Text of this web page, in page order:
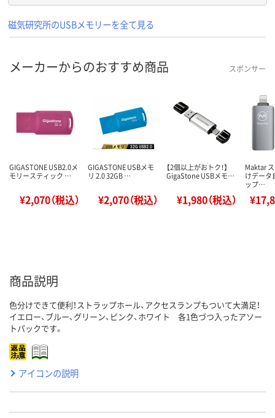
磁気研究所のUSBメモリーを全て見る
メーカーからのおすすめ商品 スポンサー
GIGASTONE USB2.0メ
モリースティック …
¥2,070（税込）
GIGASTONE USBメモ
リ 2.0 32GB …
¥2,070（税込）
【2個以上がおトク！】
GigaStone USBメモ…
¥1,980（税込）
Maktar
けデータ
ップ…
商品説明
色分けできて便利！ストラップホール、アクセスランプもついて大満足！
イエロー、ブルー、グリーン、ピンク、ホワイト 各1色づつ入ったアソー
トパックです。
アイコンの説明